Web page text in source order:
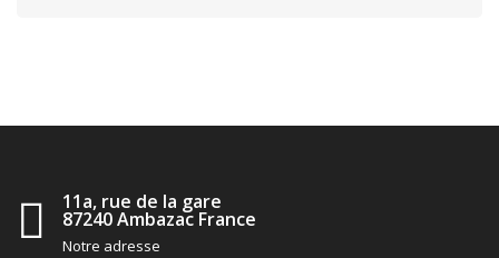
11a, rue de la gare
87240 Ambazac France
Notre adresse